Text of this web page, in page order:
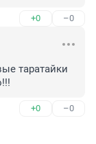
+0 –0
таратайки
+0 –0